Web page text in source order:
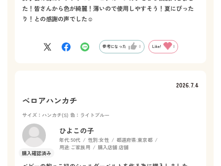
た！皆さんから色が綺麗！薄いので使用しやすそう！夏にぴった
り！との感謝の声でした☺️
参考になった 0 Like! 0
2026.7.4
ベロアハンカチ
サイズ：ハンカチ(S) 色：ライトブルー
ひよこの子
年代:50代 性別:女性 都道府県:東京都
用途: ご家族用 購入店舗:店舗